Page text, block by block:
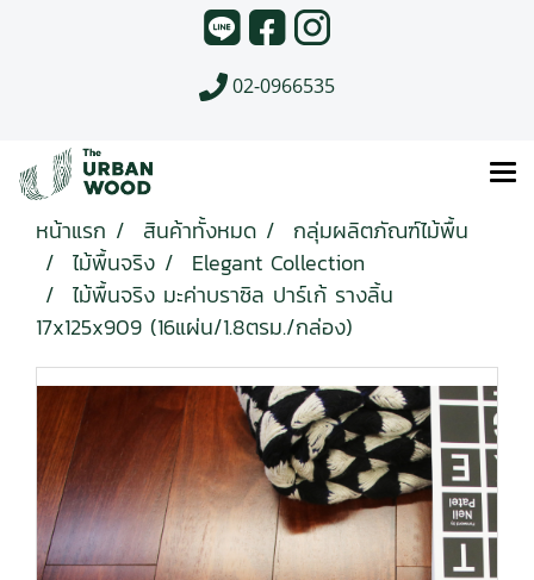
02-0966535
หน้าแรก สินค้าทั้งหมด
กลุ่มผลิตภัณฑ์ไม้พื้น
ไม้พื้นจริง
Elegant Collection
ไม้พื้นจริง มะค่าบราซิล ปาร์เก้ รางลิ้น
17x125x909 (16แผ่น/1.8ตรม./กล่อง)